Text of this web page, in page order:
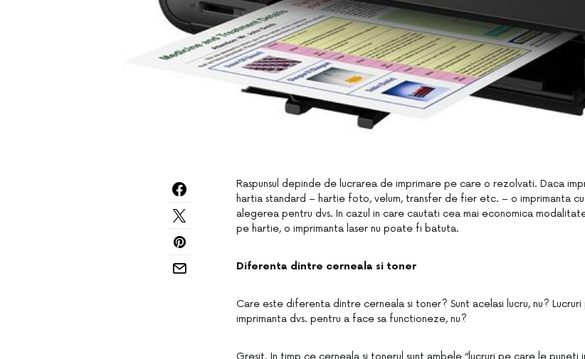
Raspunsul depinde de lucrarea de imprimare pe care o rezolvati. Daca
hartia standard – hartie foto, velum, transfer de fier etc. – o imprimanta
alegerea pentru dvs. In cazul in care cautati cea mai economica
pe hartie, o imprimanta laser nu poate fi batuta.
Diferenta dintre cerneala si toner
Care este diferenta dintre cerneala si toner? Sunt acelasi lucru, nu?
imprimanta dvs. pentru a face sa functioneze, nu?
Gresit. In timp ce cerneala si tonerul sunt ambele “lucruri pe care le puneti